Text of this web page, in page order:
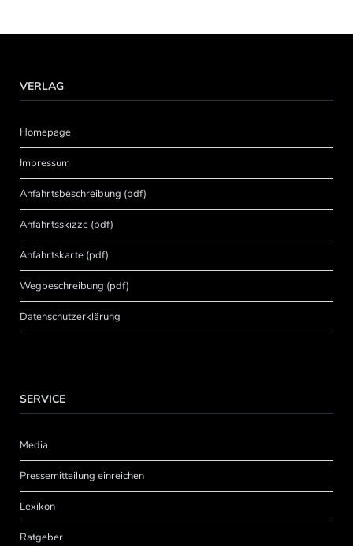
VERLAG
Homepage
Impressum
Anfahrtsbeschreibung (pdf)
Anfahrtsskizze (pdf)
Anfahrtskarte (pdf)
Wegbeschreibung (pdf)
Datenschutzerklärung
SERVICE
Media
Pressemitteilung einreichen
Lexikon
Ratgeber